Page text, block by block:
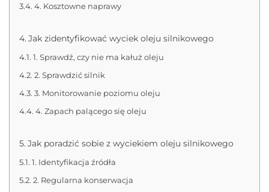
4. Kosztowne naprawy
Jak zidentyfikować wyciek oleju silnikowego
1. Sprawdź, czy nie ma kałuż oleju
2. Sprawdzić silnik
3. Monitorowanie poziomu oleju
4. Zapach palącego się oleju
Jak poradzić sobie z wyciekiem oleju silnikowego
1. Identyfikacja źródła
2. Regularna konserwacja